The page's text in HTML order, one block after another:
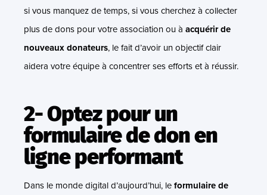
si vous manquez de temps, si vous cherchez à collecter
plus de dons pour votre association ou à acquérir de
nouveaux donateurs, le fait d’avoir un objectif clair
aidera votre équipe à concentrer ses efforts et à réussir.
2- Optez pour un
formulaire de don en
ligne performant
Dans le monde digital d’aujourd’hui, leformulaire de